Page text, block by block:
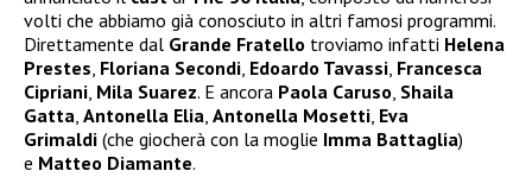
volti che abbiamo già conosciuto in altri famosi programmi.
Direttamente dal Grande Fratello troviamo infatti Helena
Prestes, Floriana Secondi, Edoardo Tavassi, Francesca
Cipriani, Mila Suarez. E ancora Paola Caruso, Shaila
Gatta, Antonella Elia, Antonella Mosetti, Eva
Grimaldi (che giocherà con la moglie Imma Battaglia)
e Matteo Diamante.